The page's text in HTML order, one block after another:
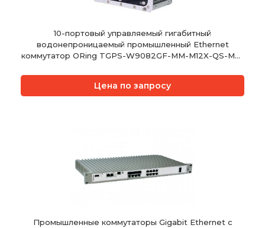
10-портовый управляемый гигабитный
водонепроницаемый промышленный Ethernet
коммутатор ORing TGPS-W9082GF-MM-M12X-QS-MV-
Цена по запросу
Промышленные коммутаторы Gigabit Ethernet с